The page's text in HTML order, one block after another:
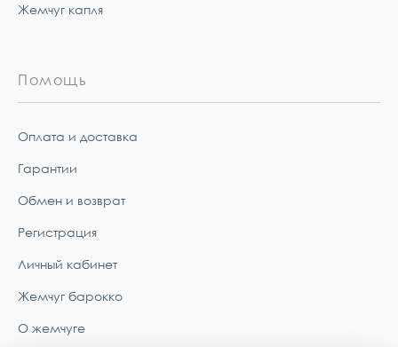
Жемчуг капля
Помощь
Оплата и доставка
Гарантии
Обмен и возврат
Регистрация
Личный кабинет
Жемчуг барокко
О жемчуге